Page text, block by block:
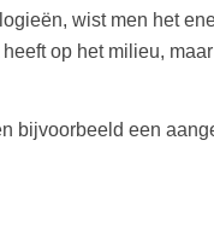
wist men het
op het milieu,
bijvoorbeeld een